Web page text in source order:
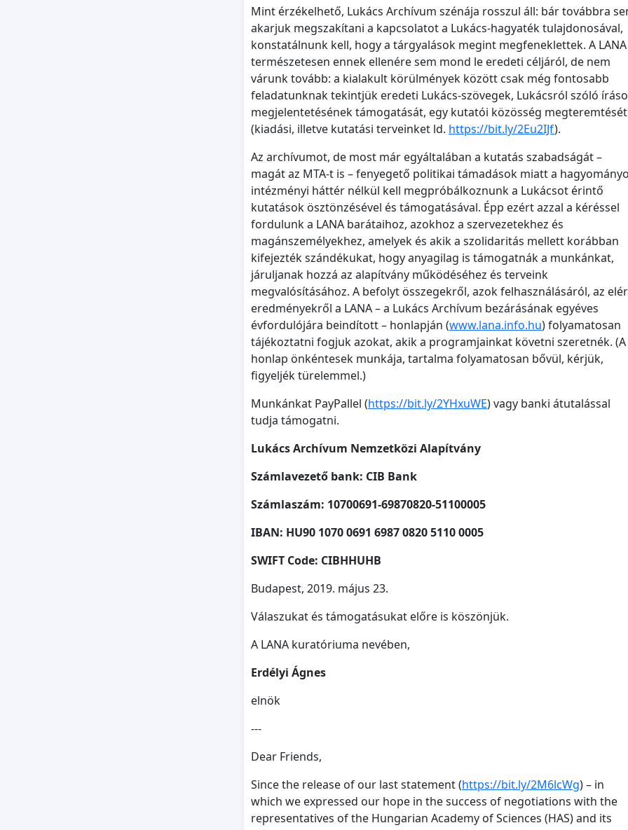
Mint érzékelhető, Lukács Archívum szénája rosszul áll: bár továbbra
akarjuk megszakítani a kapcsolatot a Lukács-hagyaték tulajdonosával,
konstatálnunk kell, hogy a tárgyalások megint megfeneklettek. A LANA
természetesen ennek ellenére sem mond le eredeti céljáról, de nem
várunk tovább: a kialakult körülmények között csak még fontosabb
feladatunknak tekintjük eredeti Lukács-szövegek, Lukácsról szóló
megjelentetésének támogatását, egy kutatói közösség megteremtését
(kiadási, illetve kutatási terveinket ld. https://bit.ly/2Eu2IJf).
Az archívumot, de most már egyáltalában a kutatás szabadságát –
magát az MTA-t is – fenyegető politikai támadások miatt a
intézményi háttér nélkül kell megpróbálkoznunk a Lukácsot érintő
kutatások ösztönzésével és támogatásával. Épp ezért azzal a kéréssel
fordulunk a LANA barátaihoz, azokhoz a szervezetekhez és
magánszemélyekhez, amelyek és akik a szolidaritás mellett korábban
kifejezték szándékukat, hogy anyagilag is támogatnák a munkánkat,
járuljanak hozzá az alapítvány működéséhez és terveink
megvalósításához. A befolyt összegekről, azok felhasználásáról, az
eredményekről a LANA – a Lukács Archívum bezárásának egyéves
évfordulójára beindított – honlapján (www.lana.info.hu) folyamatosan
tájékoztatni fogjuk azokat, akik a programjainkat követni szeretnék. (A
honlap önkéntesek munkája, tartalma folyamatosan bővül, kérjük,
figyeljék türelemmel.)
Munkánkat PayPallel (https://bit.ly/2YHxuWE) vagy banki átutalással
tudja támogatni.
Lukács Archívum Nemzetközi Alapítvány
Számlavezető bank: CIB Bank
Számlaszám: 10700691-69870820-51100005
IBAN: HU90 1070 0691 6987 0820 5110 0005
SWIFT Code: CIBHHUHB
Budapest, 2019. május 23.
Válaszukat és támogatásukat előre is köszönjük.
A LANA kuratóriuma nevében,
Erdélyi Ágnes
elnök
---
Dear Friends,
Since the release of our last statement (https://bit.ly/2M6lcWg) – in
which we expressed our hope in the success of negotiations with the
representatives of the Hungarian Academy of Sciences (HAS) and its